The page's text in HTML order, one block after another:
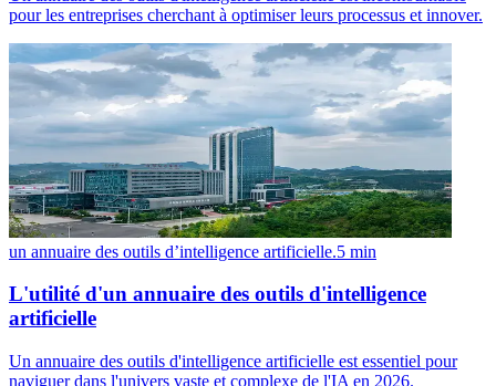
pour les entreprises cherchant à optimiser leurs processus et innover.
un annuaire des outils d’intelligence artificielle.5 min
L'utilité d'un annuaire des outils d'intelligence
artificielle
Un annuaire des outils d'intelligence artificielle est essentiel pour
naviguer dans l'univers vaste et complexe de l'IA en 2026.